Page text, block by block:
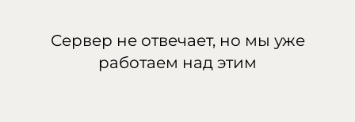
Сервер не отвечает, но мы уже
работаем над этим